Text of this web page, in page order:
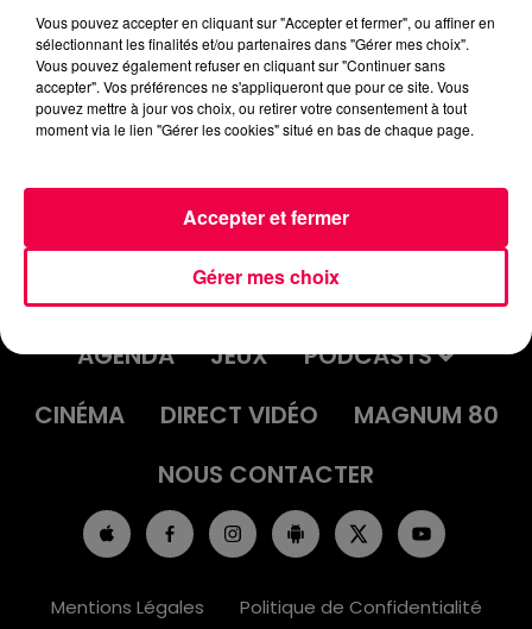
podcasts/2022/12/Le-jeu-de-lanniversaire-du-jeudi-
1er-decembre.mp3
ACCUEIL INFOS
EMISSIONS
AGENDA
JEUX
PODCASTS
CINÉMA
DIRECT VIDÉO
MAGNUM 80
NOUS CONTACTER
Mentions Légales Politique de Confidentialité
Vous pouvez accepter en cliquant sur "Accepter et fermer", ou affiner en
sélectionnant les finalités et/ou partenaires dans "Gérer mes choix".
Vous pouvez également refuser en cliquant sur "Continuer sans
accepter". Vos préférences ne s'appliqueront que pour ce site. Vous
pouvez mettre à jour vos choix, ou retirer votre consentement à tout
moment via le lien "Gérer les cookies" situé en bas de chaque page.
Gérer mes choix
Accepter et fermer